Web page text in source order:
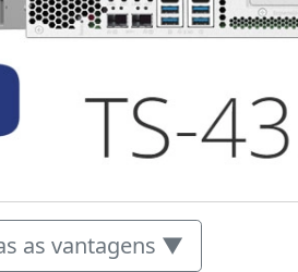
as vantagens ▼